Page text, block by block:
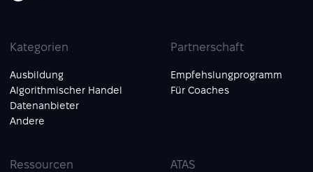
Kategorien
Ausbildung
Algorithmischer Handel
Datenanbieter
Andere
Partnerschaft
Empfehslungprogramm
Für Coaches
Ressourcen ATAS